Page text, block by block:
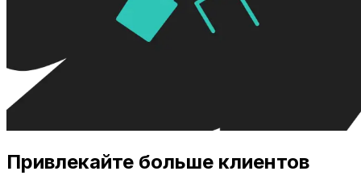
Привлекайте больше клиентов